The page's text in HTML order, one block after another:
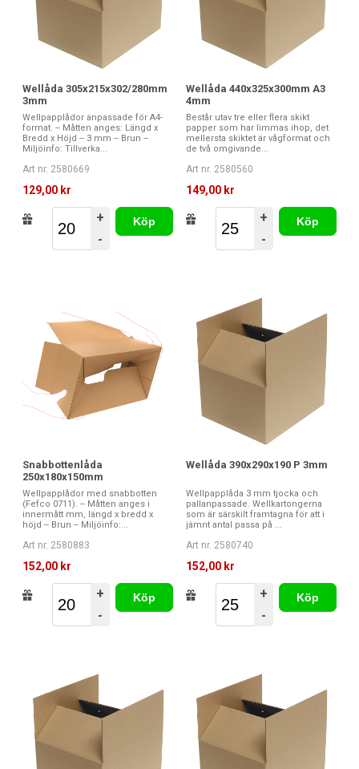
Wellåda 305x215x302/280mm
3mm
Wellpapplådor anpassade för A4-
format. -- Måtten anges: Längd x
Bredd x Höjd -- 3 mm -- Brun --
Miljöinfo: Tillverka...
Art nr. 2580669
129,00 kr
+
-
Köp
Wellåda 440x325x300mm A3
4mm
Består utav tre eller flera skikt
papper som har limmas ihop, det
mellersta skiktet är vågformat och
de två omgivande...
Art nr. 2580560
149,00 kr
+
-
Köp
Snabbottenlåda
250x180x150mm
Wellpapplådor med snabbotten
(Fefco 0711). -- Måtten anges i
innermått mm, längd x bredd x
höjd -- Brun -- Miljöinfo:...
Art nr. 2580883
152,00 kr
+
-
Köp
Wellåda 390x290x190 P 3mm
Wellpapplåda 3 mm tjocka och
pallanpassade. Wellkartongerna
som är särskilt framtagna för att i
jämnt antal passa på ...
Art nr. 2580740
152,00 kr
+
-
Köp